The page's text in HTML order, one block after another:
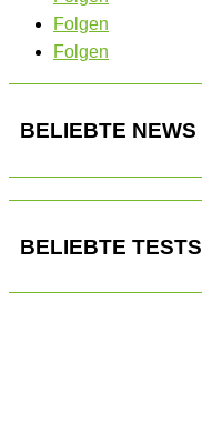
Folgen
Folgen
BELIEBTE NEWS
BELIEBTE TESTS